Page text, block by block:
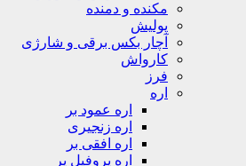
مکنده و دمنده
پولیش
آچار بکس برقی و شارژی
کارواش
فرز
اره
اره عمود بر
اره زنجیری
اره افقی بر
اره پروفیل پر